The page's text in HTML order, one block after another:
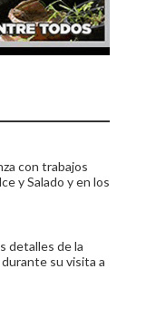
con trabajos
y Salado y en los
detalles de la
su visita a